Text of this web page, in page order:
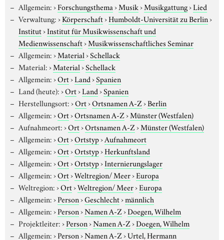
Allgemein:›Forschungsthema›Musik›Musikgattung›Lied
Verwaltung:›Körperschaft›Humboldt-Universität zu Berlin›
Institut›Institut für Musikwissenschaft und
Medienwissenschaft›Musikwissenschaftliches Seminar
Allgemein:›Material›Schellack
Material:›Material›Schellack
Allgemein:›Ort›Land›Spanien
Land (heute):›Ort›Land›Spanien
Herstellungsort:›Ort›Ortsnamen A-Z›Berlin
Allgemein:›Ort›Ortsnamen A-Z›Münster (Westfalen)
Aufnahmeort:›Ort›Ortsnamen A-Z›Münster (Westfalen)
Allgemein:›Ort›Ortstyp›Aufnahmeort
Allgemein:›Ort›Ortstyp›Herkunftsland
Allgemein:›Ort›Ortstyp›Internierungslager
Allgemein:›Ort›Weltregion/ Meer›Europa
Weltregion:›Ort›Weltregion/ Meer›Europa
Allgemein:›Person›Geschlecht›männlich
Allgemein:›Person›Namen A-Z›Doegen, Wilhelm
Projektleiter:›Person›Namen A-Z›Doegen, Wilhelm
Allgemein:›Person›Namen A-Z›Urtel, Hermann